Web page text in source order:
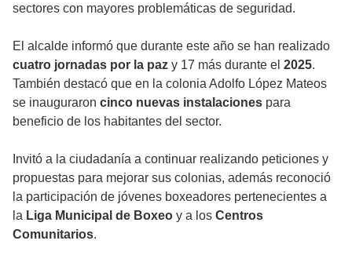
sectores con mayores problemáticas de seguridad.
El alcalde informó que durante este año se han realizado
cuatro jornadas por la paz y 17 más durante el 2025.
También destacó que en la colonia Adolfo López Mateos
se inauguraron cinco nuevas instalaciones para
beneficio de los habitantes del sector.
Invitó a la ciudadanía a continuar realizando peticiones y
propuestas para mejorar sus colonias, además reconoció
la participación de jóvenes boxeadores pertenecientes a
la Liga Municipal de Boxeo y a los Centros
Comunitarios.